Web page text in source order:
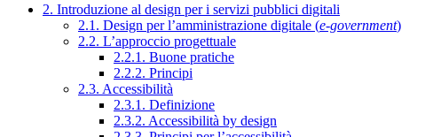
2. Introduzione al design per i servizi pubblici digitali
2.1. Design per l’amministrazione digitale (e-government)
2.2. L’approccio progettuale
2.2.1. Buone pratiche
2.2.2. Principi
2.3. Accessibilità
2.3.1. Definizione
2.3.2. Accessibilità by design